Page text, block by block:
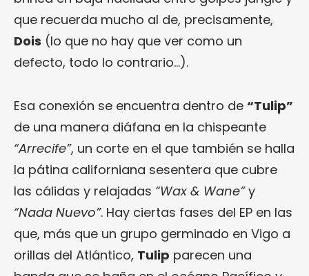
que recuerda mucho al de, precisamente,
Dois (lo que no hay que ver como un
defecto, todo lo contrario…).
Esa conexión se encuentra dentro de “Tulip”
de una manera diáfana en la chispeante
“Arrecife”, un corte en el que también se halla
la pátina californiana sesentera que cubre
las cálidas y relajadas “Wax & Wane”y
“Nada Nuevo”. Hay ciertas fases del EP en las
que, más que un grupo germinado en Vigo a
orillas del Atlántico, Tulip parecen una